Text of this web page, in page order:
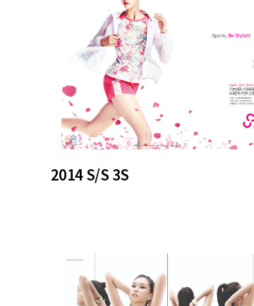
2014 S/S 3S